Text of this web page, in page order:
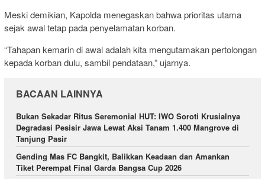
Meski demikian, Kapolda menegaskan bahwa prioritas utama
sejak awal tetap pada penyelamatan korban.
“Tahapan kemarin di awal adalah kita mengutamakan pertolongan
kepada korban dulu, sambil pendataan,” ujarnya.
BACAAN LAINNYA
Bukan Sekadar Ritus Seremonial HUT: IWO Soroti Krusialnya
Degradasi Pesisir Jawa Lewat Aksi Tanam 1.400 Mangrove di
Tanjung Pasir
Gending Mas FC Bangkit, Balikkan Keadaan dan Amankan
Tiket Perempat Final Garda Bangsa Cup 2026